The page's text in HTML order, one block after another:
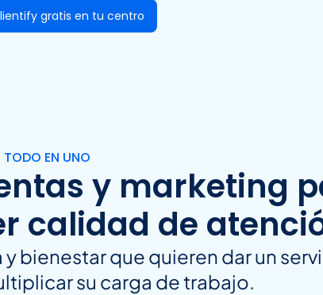
gratis en tu centro
TODO EN UNO
y marketing
calidad de
bienestar que quieren dar un
su carga de trabajo.